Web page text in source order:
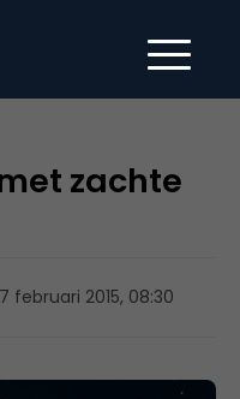
zachte
februari 2015, 08:30